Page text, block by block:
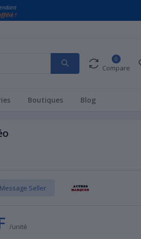
0
Compare
Boutiques Blog
Message Seller
/unité